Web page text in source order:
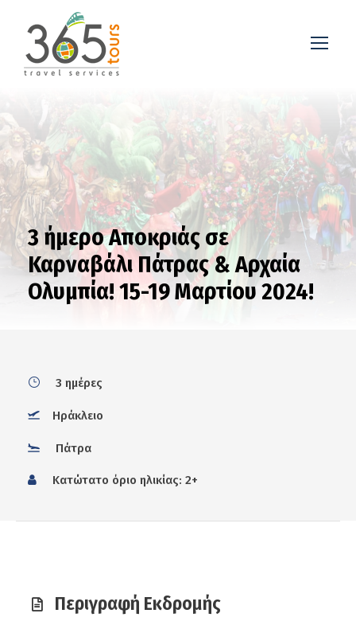
3 ήμερο Αποκριάς σε
Καρναβάλι Πάτρας & Αρχαία
Ολυμπία! 15-19 Μαρτίου 2024!
3 ημέρες
Ηράκλειο
Πάτρα
Κατώτατο όριο ηλικίας: 2+
Περιγραφή Εκδρομής